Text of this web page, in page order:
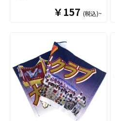
グッズ、スポーツチーム応
幅広い用途に対応可能なお
すすめ商品です。
えや盗難リスクを軽減する
部分はダイカットで製作す
ることができるのでブラン
ドイメージやキャラクター
などに合わせて、自由な形
状でデザインすることが可
能です。「アンブレラマー
カー」との名称ですが、Oリ
ングや8の字リングを使用し
￥157 (税込)~